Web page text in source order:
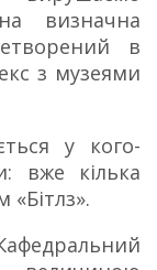
визначна
в
з музеями
у кого-
вже кілька
«Бітлз».